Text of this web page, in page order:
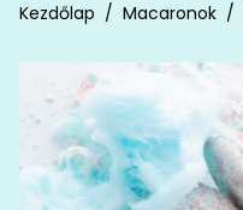
Kezdőlap Macaronok